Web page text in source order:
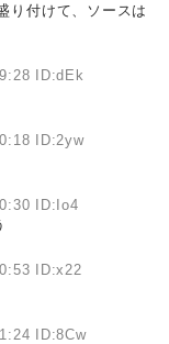
り付けて、ソースは
ID:dEk
ID:2yw
ID:Io4
ID:x22
ID:8Cw